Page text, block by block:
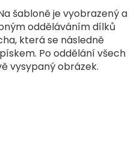
šabloně je vyobrazený a
odděláváním dílků
která se následně
Po oddělání všech
vysypaný obrázek.